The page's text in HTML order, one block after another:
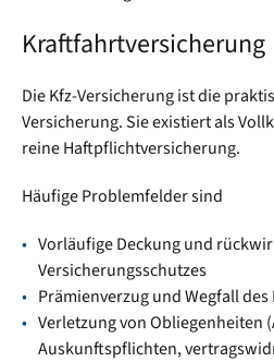
Kraftfahrtversicherung
Die Kfz-Versicherung ist die
Versicherung. Sie existiert als
reine Haftpflichtversicherung.
Häufige Problemfelder sind
Vorläufige Deckung und
Versicherungsschutzes
Prämienverzug und Wegfall
Verletzung von Obliegenheiten
Auskunftspflichten,